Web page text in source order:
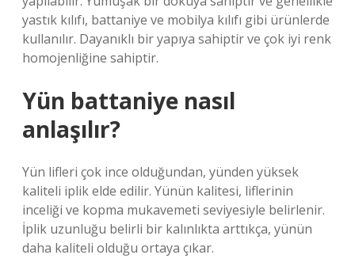
yastık kılıfı, battaniye ve mobilya kılıfı gibi ürünlerde
kullanılır. Dayanıklı bir yapıya sahiptir ve çok iyi renk
homojenliğine sahiptir.
Yün battaniye nasıl
anlaşılır?
Yün lifleri çok ince olduğundan, yünden yüksek
kaliteli iplik elde edilir. Yünün kalitesi, liflerinin
inceliği ve kopma mukavemeti seviyesiyle belirlenir.
İplik uzunluğu belirli bir kalınlıkta arttıkça, yünün
daha kaliteli olduğu ortaya çıkar.